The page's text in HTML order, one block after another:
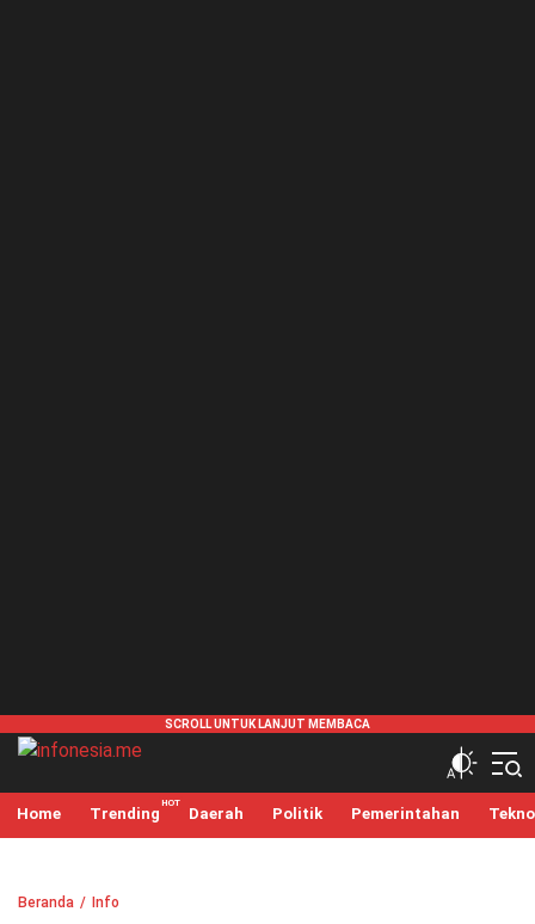
Home Trending Daerah Politik Pemerintahan Tekno
Beranda Info